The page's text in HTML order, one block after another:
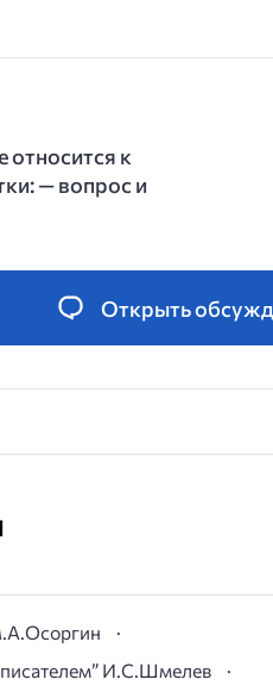
относится к
— вопрос и
Открыть
писателем” И.С.Шмелев